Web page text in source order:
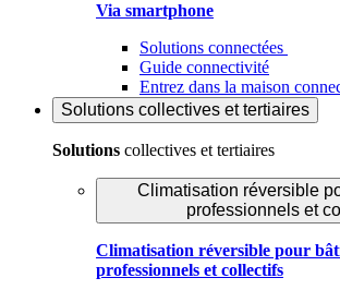
Via smartphone
Solutions connectées
Guide connectivité
Entrez dans la maison
Solutions collectives et tertiaires
Solutions collectives et tertiaires
Climatisation réversible
professionnels et
Climatisation réversible pour
professionnels et collectifs